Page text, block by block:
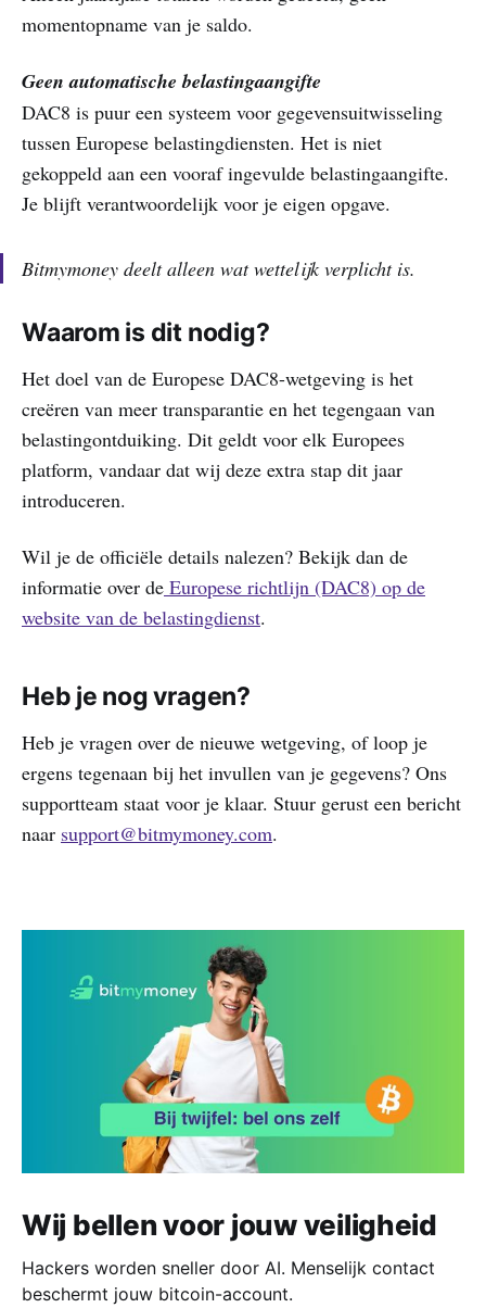
momentopname van je saldo.
Geen automatische belastingaangifte
DAC8 is puur een systeem voor gegevensuitwisseling
tussen Europese belastingdiensten. Het is niet
gekoppeld aan een vooraf ingevulde belastingaangifte.
Je blijft verantwoordelijk voor je eigen opgave.
Bitmymoney deelt alleen wat wettelijk verplicht is.
Waarom is dit nodig?
Het doel van de Europese DAC8-wetgeving is het
creëren van meer transparantie en het tegengaan van
belastingontduiking. Dit geldt voor elk Europees
platform, vandaar dat wij deze extra stap dit jaar
introduceren.
Wil je de officiële details nalezen? Bekijk dan de
informatie over de Europese richtlijn (DAC8) op de
website van de belastingdienst.
Heb je nog vragen?
Heb je vragen over de nieuwe wetgeving, of loop je
ergens tegenaan bij het invullen van je gegevens? Ons
supportteam staat voor je klaar. Stuur gerust een bericht
naar support@bitmymoney.com.
Wij bellen voor jouw veiligheid
Hackers worden sneller door AI. Menselijk contact
beschermt jouw bitcoin-account.